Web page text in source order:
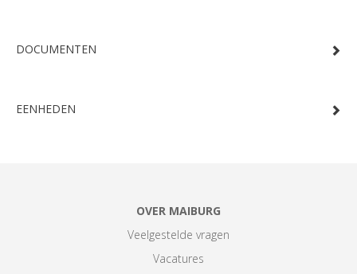
DOCUMENTEN
EENHEDEN
OVER MAIBURG
Veelgestelde vragen
Vacatures